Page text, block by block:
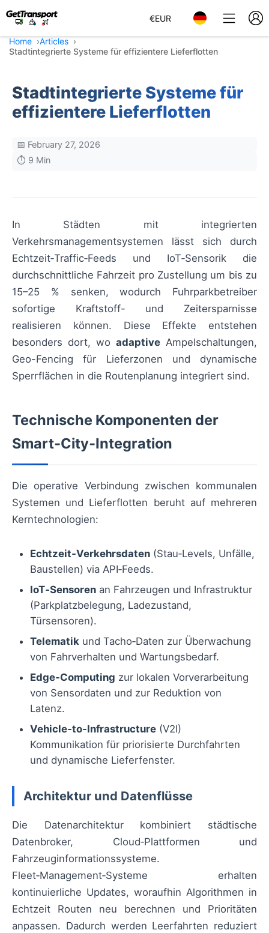
€EUR
Home
Articles
Stadtintegrierte Systeme für effizientere Lieferflotten
Stadtintegrierte Systeme für
effizientere Lieferflotten
📅 February 27, 2026
⏱️ 9 Min
In Städten mit integrierten
Verkehrsmanagementsystemen lässt sich durch
Echtzeit‑Traffic‑Feeds und IoT‑Sensorik die
durchschnittliche Fahrzeit pro Zustellung um bis zu
15–25 % senken, wodurch Fuhrparkbetreiber
sofortige Kraftstoff- und Zeitersparnisse
realisieren können. Diese Effekte entstehen
besonders dort, wo adaptive Ampelschaltungen,
Geo-Fencing für Lieferzonen und dynamische
Sperrflächen in die Routenplanung integriert sind.
Technische Komponenten der
Smart‑City‑Integration
Die operative Verbindung zwischen kommunalen
Systemen und Lieferflotten beruht auf mehreren
Kerntechnologien:
Echtzeit‑Verkehrsdaten (Stau‑Levels, Unfälle,
Baustellen) via API‑Feeds.
IoT‑Sensoren an Fahrzeugen und Infrastruktur
(Parkplatzbelegung, Ladezustand,
Türsensoren).
Telematik und Tacho‑Daten zur Überwachung
von Fahrverhalten und Wartungsbedarf.
Edge‑Computing zur lokalen Vorverarbeitung
von Sensordaten und zur Reduktion von
Latenz.
Vehicle‑to‑Infrastructure (V2I)
Kommunikation für priorisierte Durchfahrten
und dynamische Lieferfenster.
Architektur und Datenflüsse
Die Datenarchitektur kombiniert städtische
Datenbroker, Cloud‑Plattformen und
Fahrzeuginformationssysteme.
Fleet‑Management‑Systeme erhalten
kontinuierliche Updates, woraufhin Algorithmen in
Echtzeit Routen neu berechnen und Prioritäten
anpassen. Dadurch werden Leerfahrten reduziert